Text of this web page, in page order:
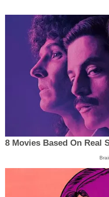
8 Movies Based On Real